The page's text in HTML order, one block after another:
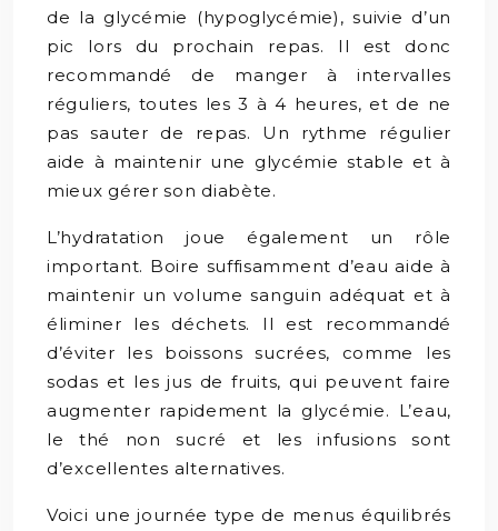
de la glycémie (hypoglycémie), suivie d’un
pic lors du prochain repas. Il est donc
recommandé de manger à intervalles
réguliers, toutes les 3 à 4 heures, et de ne
pas sauter de repas. Un rythme régulier
aide à maintenir une glycémie stable et à
mieux gérer son diabète.
L’hydratation joue également un rôle
important. Boire suffisamment d’eau aide à
maintenir un volume sanguin adéquat et à
éliminer les déchets. Il est recommandé
d’éviter les boissons sucrées, comme les
sodas et les jus de fruits, qui peuvent faire
augmenter rapidement la glycémie. L’eau,
le thé non sucré et les infusions sont
d’excellentes alternatives.
Voici une journée type de menus équilibrés